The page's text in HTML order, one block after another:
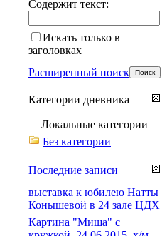
Содержит текст:
Искать только в
заголовках
Расширенный поиск
Категории дневника
Локальные категории
Без категории
Последние записи
выставка к юбилею Натты
Конышевой в 24 зале ЦДХ
Картина "Миша" с